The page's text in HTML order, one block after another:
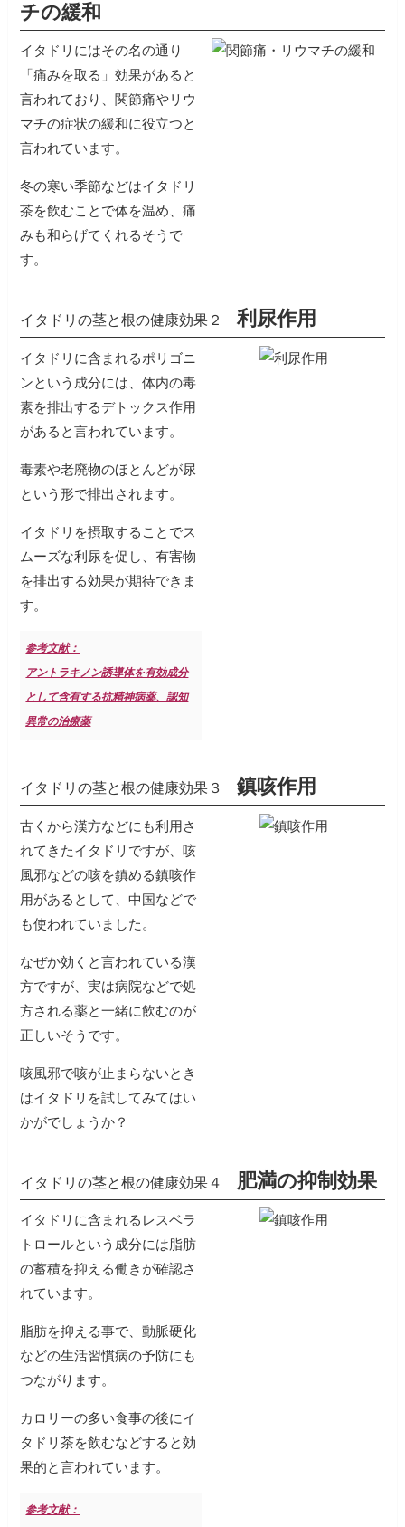
チの緩和
イタドリにはその名の通り
「痛みを取る」効果があると
言われており、関節痛やリウ
マチの症状の緩和に役立つと
言われています。
冬の寒い季節などはイタドリ
茶を飲むことで体を温め、痛
みも和らげてくれるそうで
す。
イタドリの茎と根の健康効果２利尿作用
イタドリに含まれるポリゴニ
ンという成分には、体内の毒
素を排出するデトックス作用
があると言われています。
毒素や老廃物のほとんどが尿
という形で排出されます。
イタドリを摂取することでス
ムーズな利尿を促し、有害物
を排出する効果が期待できま
す。
参考文献：
アントラキノン誘導体を有効成分
として含有する抗精神病薬、認知
異常の治療薬
イタドリの茎と根の健康効果３鎮咳作用
古くから漢方などにも利用さ
れてきたイタドリですが、咳
風邪などの咳を鎮める鎮咳作
用があるとして、中国などで
も使われていました。
なぜか効くと言われている漢
方ですが、実は病院などで処
方される薬と一緒に飲むのが
正しいそうです。
咳風邪で咳が止まらないとき
はイタドリを試してみてはい
かがでしょうか？
イタドリの茎と根の健康効果４ 肥満の抑制効果
イタドリに含まれるレスベラ
トロールという成分には脂肪
の蓄積を抑える働きが確認さ
れています。
脂肪を抑える事で、動脈硬化
などの生活習慣病の予防にも
つながります。
カロリーの多い食事の後にイ
タドリ茶を飲むなどすると効
果的と言われています。
参考文献：